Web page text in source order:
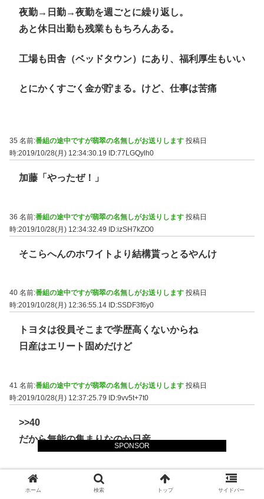
SPONSOR
夜勤→日勤→夜勤を週ごとに繰り返し。
あと休日出勤も残業ももちろんある。
工場も田舎（ベッドタウン）にあり、福利厚生もいい
とにかくすごく金が貯まる。けど、仕事は苦痛
35 名前:番組の途中ですが翡翠の名無しがお送りします 投稿日
時:2019/10/28(月) 12:34:30.19
ID:77LGQylh0
加藤「やったぜ！」
36 名前:番組の途中ですが翡翠の名無しがお送りします 投稿日
時:2019/10/28(月) 12:34:32.49 ID:izSH7kZO0
そこらへんのホワイトより結構貰っとるやんけ
40 名前:番組の途中ですが翡翠の名無しがお送りします 投稿日
時:2019/10/28(月) 12:36:55.14 ID:SSDF3f6y0
トヨタは役員そこまで学歴高くないからね
日産はエリート固めだけど
41 名前:番組の途中ですが翡翠の名無しがお送りします 投稿日
時:2019/10/28(月) 12:37:25.79 ID:9vv5t+7t0
>>40
だから無能の集まりなのか日産
42 名前:番組の途中ですが翡翠の名無しがお送りします
時:2019/10/28(月) 12:37:35.58
ID:0CVkWZLm0
ホーム 検索 トップ サイドバー